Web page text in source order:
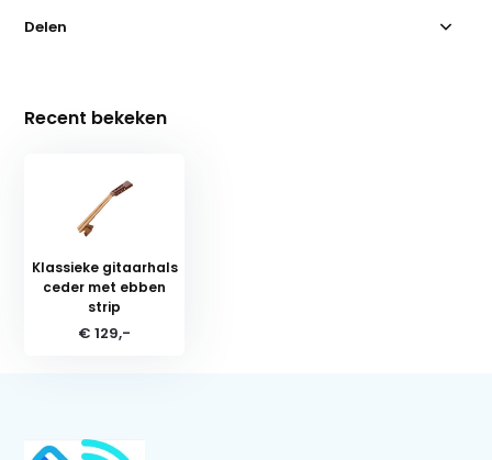
Delen
Recent bekeken
Klassieke gitaarhals
ceder met ebben
strip
€ 129,-